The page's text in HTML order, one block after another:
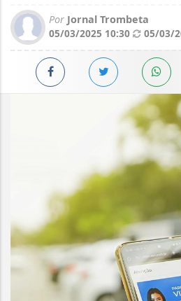
Por Jornal Trombeta
05/03/2025 10:30
05/03/